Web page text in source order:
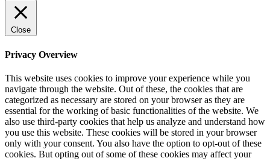
Close
Privacy Overview
This website uses cookies to improve your experience while you
navigate through the website. Out of these, the cookies that are
categorized as necessary are stored on your browser as they are
essential for the working of basic functionalities of the website. We
also use third-party cookies that help us analyze and understand how
you use this website. These cookies will be stored in your browser
only with your consent. You also have the option to opt-out of these
cookies. But opting out of some of these cookies may affect your